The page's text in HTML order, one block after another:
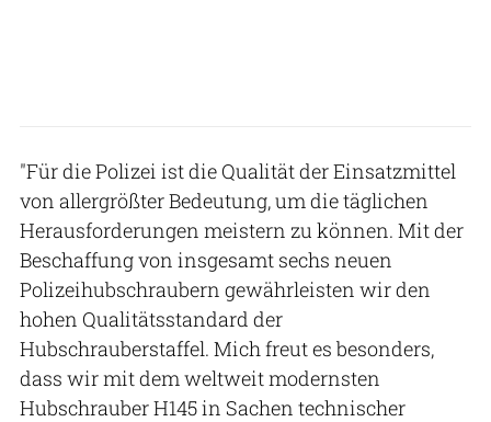
"Für die Polizei ist die Qualität der Einsatzmittel
von allergrößter Bedeutung, um die täglichen
Herausforderungen meistern zu können. Mit der
Beschaffung von insgesamt sechs neuen
Polizeihubschraubern gewährleisten wir den
hohen Qualitätsstandard der
Hubschrauberstaffel. Mich freut es besonders,
dass wir mit dem weltweit modernsten
Hubschrauber H145 in Sachen technischer